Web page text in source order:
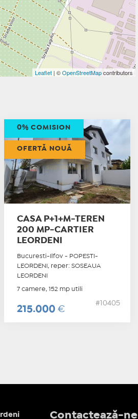
Leaflet| ©OpenStreetMapcontributors
CASA P+1+M-TEREN
200 MP-CARTIER
LEORDENI
Bucuresti-Ilfov - POPESTI-
LEORDENI, reper: SOSEAUA
LEORDENI
7 camere, 152 mp utili
215.000€
#10405
0% COMISION
OFERTĂ NOUĂ
Contactează-ne